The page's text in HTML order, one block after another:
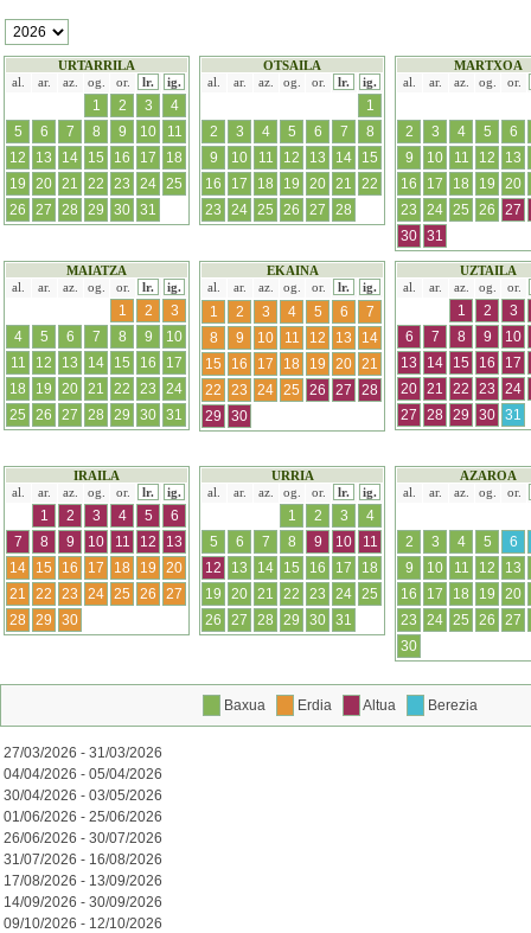
URTARRILA
al.
ar. az. og. or. lr. ig.
1 2 3
4
5
6 7 8 9 10
11
12
13 14 15 16 17
18
19
20 21 22 23 24 25
26
27 28 29 30 31
OTSAILA
al.
ar. az. og. or. lr. ig.
1
2
3 4 5 6 7
8
9
10 11 12 13 14
15
16
17 18 19 20 21
22
23
24 25 26 27 28
MARTXOA
al.
ar. az. og. or.
2 3 4 5
6
9
10 11 12
13
16
17 18 19
20
23
24 25 26
27
30 31
MAIATZA
al.
ar. az. og. or. lr. ig.
1 2
3
4
5 6 7 8 9
10
11
12 13 14 15 16
17
18
19 20 21 22 23
24
25
26 27 28 29 30 31
EKAINA
al.
ar. az. og. or. lr. ig.
1 2 3 4 5 6
7
8
9 10 11 12 13
14
15
16 17 18 19 20 21
22
23 24 25 26 27
28
29
30
UZTAILA
al.
ar. az. og. or.
1 2
3
6
7 8 9
10
13
14 15 16
17
20 21 22 23
24
27
28 29 30 31
IRAILA
al.
ar. az. og. or. lr. ig.
1 2 3 4 5
6
7
8 9 10 11 12
13
14
15 16 17 18 19
20
21
22 23 24 25 26
27
28
29 30
URRIA
al.
ar. az. og. or. lr. ig.
1 2 3
4
5
6 7 8 9 10
11
12
13 14 15 16 17
18
19
20 21 22 23 24 25
26
27 28 29 30 31
AZAROA
al.
ar. az. og. or.
2 3 4 5
6
9
10 11 12
13
16
17 18 19
20
23
24 25 26
27
30
Baxua Erdia Altua Berezia
27/03/2026 - 31/03/2026
04/04/2026 - 05/04/2026
30/04/2026 - 03/05/2026
01/06/2026 - 25/06/2026
26/06/2026 - 30/07/2026
31/07/2026 - 16/08/2026
17/08/2026 - 13/09/2026
14/09/2026 - 30/09/2026
09/10/2026 - 12/10/2026